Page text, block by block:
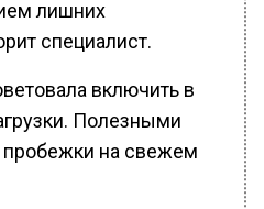
лишних
специалист.
включить в
Полезными
пробежки на свежем